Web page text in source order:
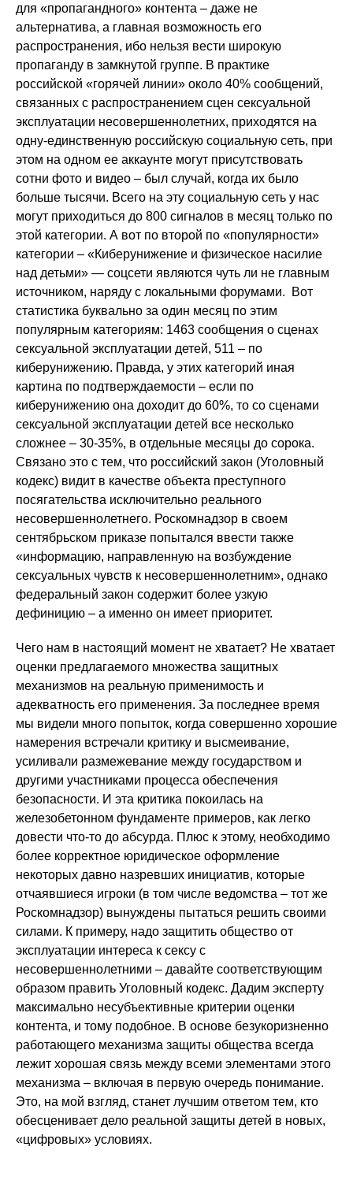
для «пропагандного» контента – даже не
альтернатива, а главная возможность его
распространения, ибо нельзя вести широкую
пропаганду в замкнутой группе. В практике
российской «горячей линии» около 40% сообщений,
связанных с распространением сцен сексуальной
эксплуатации несовершеннолетних, приходятся на
одну-единственную российскую социальную сеть, при
этом на одном ее аккаунте могут присутствовать
сотни фото и видео – был случай, когда их было
больше тысячи. Всего на эту социальную сеть у нас
могут приходиться до 800 сигналов в месяц только по
этой категории. А вот по второй по «популярности»
категории – «Киберунижение и физическое насилие
над детьми» — соцсети являются чуть ли не главным
источником, наряду с локальными форумами. Вот
статистика буквально за один месяц по этим
популярным категориям: 1463 сообщения о сценах
сексуальной эксплуатации детей, 511 – по
киберунижению. Правда, у этих категорий иная
картина по подтверждаемости – если по
киберунижению она доходит до 60%, то со сценами
сексуальной эксплуатации детей все несколько
сложнее – 30-35%, в отдельные месяцы до сорока.
Связано это с тем, что российский закон (Уголовный
кодекс) видит в качестве объекта преступного
посягательства исключительно реального
несовершеннолетнего. Роскомнадзор в своем
сентябрьском приказе попытался ввести также
«информацию, направленную на возбуждение
сексуальных чувств к несовершеннолетним», однако
федеральный закон содержит более узкую
дефиницию – а именно он имеет приоритет.
Чего нам в настоящий момент не хватает? Не хватает
оценки предлагаемого множества защитных
механизмов на реальную применимость и
адекватность его применения. За последнее время
мы видели много попыток, когда совершенно хорошие
намерения встречали критику и высмеивание,
усиливали размежевание между государством и
другими участниками процесса обеспечения
безопасности. И эта критика покоилась на
железобетонном фундаменте примеров, как легко
довести что-то до абсурда. Плюс к этому, необходимо
более корректное юридическое оформление
некоторых давно назревших инициатив, которые
отчаявшиеся игроки (в том числе ведомства – тот же
Роскомнадзор) вынуждены пытаться решить своими
силами. К примеру, надо защитить общество от
эксплуатации интереса к сексу с
несовершеннолетними – давайте соответствующим
образом править Уголовный кодекс. Дадим эксперту
максимально несубъективные критерии оценки
контента, и тому подобное. В основе безукоризненно
работающего механизма защиты общества всегда
лежит хорошая связь между всеми элементами этого
механизма – включая в первую очередь понимание.
Это, на мой взгляд, станет лучшим ответом тем, кто
обесценивает дело реальной защиты детей в новых,
«цифровых» условиях.